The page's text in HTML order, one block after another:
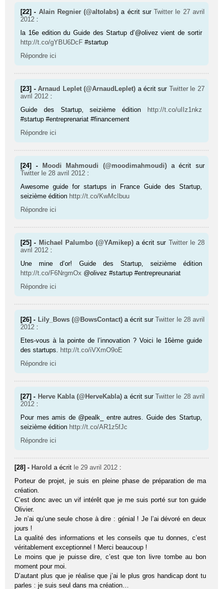
[22] - Alain Regnier (@altolabs) a écrit surTwitter le 27 avril
2012 :
la 16e edition du Guide des Startup d’@olivez vient de sortir
http://t.co/gYBU6DcF #startup
Répondre ici
[23] -Arnaud Leplet (@ArnaudLeplet) a écrit sur Twitter le 27
avril 2012 :
Guide des Startup, seizième édition
http://t.co/uIIz1nkz
#startup #entreprenariat #financement
Répondre ici
[24] - Moodi Mahmoudi (@moodimahmoudi)
a écrit sur
Twitter le 28 avril 2012 :
Awesome guide for startups in France Guide des Startup,
seizième édition http://t.co/KwMcIbuu
Répondre ici
[25] - Michael Palumbo (@YAmikep) a écrit sur Twitter le 28
avril 2012 :
Une mine d’or! Guide des Startup, seizième édition
http://t.co/F6NrgmOx @olivez #startup #entrepreunariat
Répondre ici
[26] - Lily_Bows (@BowsContact) a écrit surTwitter le 28 avril
2012 :
Etes-vous à la pointe de l’innovation ? Voici le 16ème guide
des startups. http://t.co/iVXmO9oE
Répondre ici
[27] - Herve Kabla (@HerveKabla) a écrit surTwitter le 28 avril
2012 :
Pour mes amis de @pealk_ entre autres. Guide des Startup,
seizième édition http://t.co/AR1z5fJc
Répondre ici
[28] - Harold a écrit le 29 avril 2012 :
Porteur de projet, je suis en pleine phase de préparation de ma
création.
C’est donc avec un vif intérêt que je me suis porté sur ton guide
Olivier.
Je n’ai qu’une seule chose à dire : génial ! Je l’ai dévoré en deux
jours !
La qualité des informations et les conseils que tu donnes, c’est
véritablement exceptionnel ! Merci beaucoup !
Le moins que je puisse dire, c’est que ton livre tombe au bon
moment pour moi.
D’autant plus que je réalise que j’ai le plus gros handicap dont tu
parles : je suis seul dans ma création…